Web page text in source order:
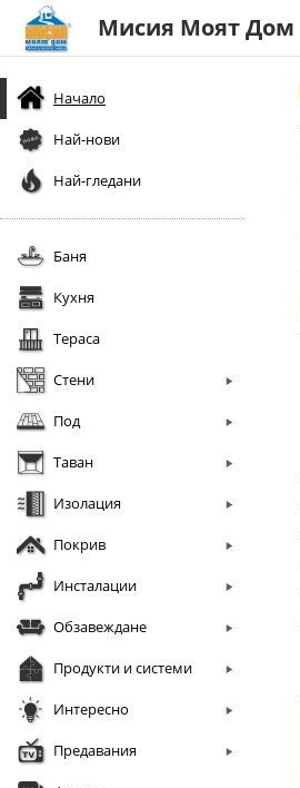
Мисия Моят Дом
Начало
Най-нови
Най-гледани
Баня
Кухня
Тераса
Стени
Под
Таван
Изолация
Покрив
Инсталации
Обзавеждане
Продукти и системи
Интересно
Предавания